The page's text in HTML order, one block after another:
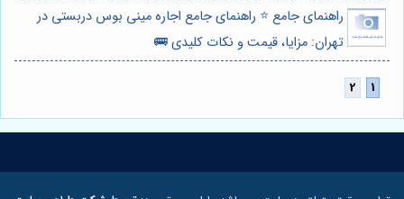
راهنمای جامع ⭐️ راهنمای جامع اجاره مینی بوس دربستی در
تهران: مزایا، قیمت و نکات کلیدی 🚌